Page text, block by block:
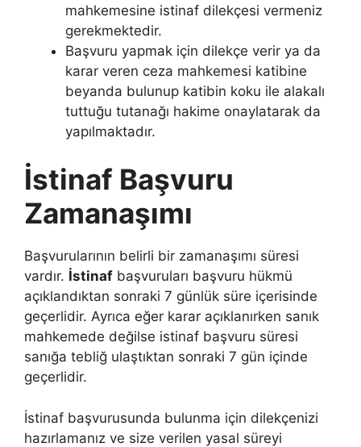
mahkemesine istinaf dilekçesi vermeniz
gerekmektedir.
Başvuru yapmak için dilekçe verir ya da
karar veren ceza mahkemesi katibine
beyanda bulunup katibin koku ile alakalı
tuttuğu tutanağı hakime onaylatarak da
yapılmaktadır.
İstinaf Başvuru
Zamanaşımı
Başvurularının belirli bir zamanaşımı süresi
vardır. İstinaf başvuruları başvuru hükmü
açıklandıktan sonraki 7 günlük süre içerisinde
geçerlidir. Ayrıca eğer karar açıklanırken sanık
mahkemede değilse istinaf başvuru süresi
sanığa tebliğ ulaştıktan sonraki 7 gün içinde
geçerlidir.
İstinaf başvurusunda bulunma için dilekçenizi
hazırlamanız ve size verilen yasal süreyi